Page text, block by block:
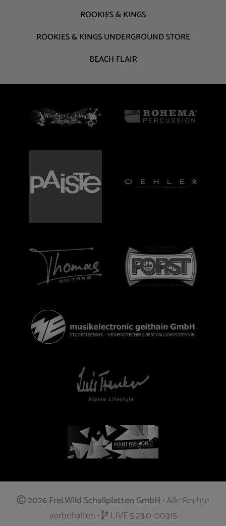
ROOKIES & KINGS
ROOKIES & KINGS UNDERGROUND STORE
BEACH FLAIR
2026 Frei.Wild Schallplatten GmbH • Alle Rechte
vorbehalten •
LIVE 5.23.0-00315